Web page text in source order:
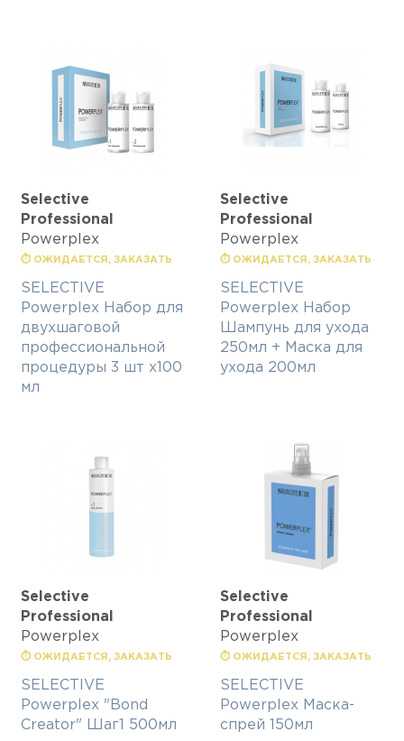
Selective
Professional
Powerplex
⏱ ОЖИДАЕТСЯ, ЗАКАЗАТЬ
SELECTIVE
Powerplex Набор для
двухшаговой
профессиональной
процедуры 3 шт х100
мл
Selective
Professional
Powerplex
⏱ ОЖИДАЕТСЯ, ЗАКАЗАТЬ
SELECTIVE
Powerplex Набор
Шампунь для ухода
250мл + Маска для
ухода 200мл
Selective
Professional
Powerplex
⏱ ОЖИДАЕТСЯ, ЗАКАЗАТЬ
SELECTIVE
Powerplex "Bond
Creator" Шаг1 500мл
Selective
Professional
Powerplex
⏱ ОЖИДАЕТСЯ, ЗАКАЗАТЬ
SELECTIVE
Powerplex Маска-
спрей 150мл